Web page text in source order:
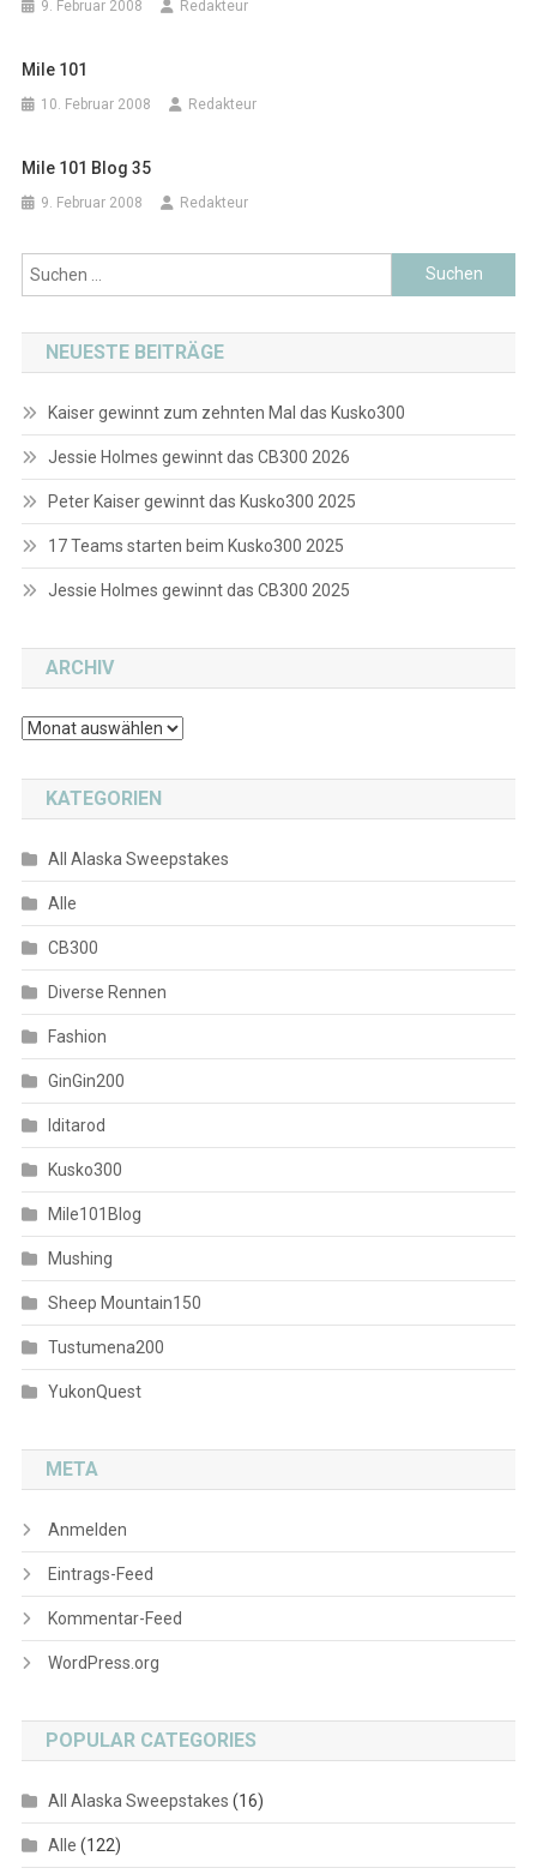
9. Februar 2008 Redakteur
Mile 101
10. Februar 2008 Redakteur
Mile 101 Blog 35
9. Februar 2008 Redakteur
Suchen
nach:
NEUESTE BEITRÄGE
Kaiser gewinnt zum zehnten Mal das Kusko300
Jessie Holmes gewinnt das CB300 2026
Peter Kaiser gewinnt das Kusko300 2025
17 Teams starten beim Kusko300 2025
Jessie Holmes gewinnt das CB300 2025
ARCHIV
Archiv
KATEGORIEN
All Alaska Sweepstakes
Alle
CB300
Diverse Rennen
Fashion
GinGin200
Iditarod
Kusko300
Mile101Blog
Mushing
Sheep Mountain150
Tustumena200
YukonQuest
META
Anmelden
Eintrags-Feed
Kommentar-Feed
WordPress.org
POPULAR CATEGORIES
All Alaska Sweepstakes (16)
Alle (122)